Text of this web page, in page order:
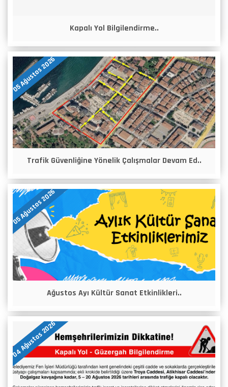
Kapalı Yol Bilgilendirme..
05 Ağustos 2026
Trafik Güvenliğine Yönelik Çalışmalar Devam Ed..
05 Ağustos 2026
Ağustos Ayı Kültür Sanat Etkinlikleri..
04 Ağustos 2026